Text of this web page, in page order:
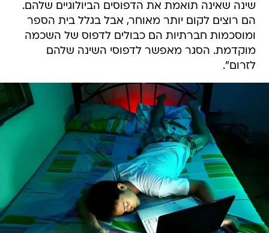
שינה שאינה תואמת את הדפוסים הביולוגיים שלהם.
הם רוצים לקום יותר מאוחר, אבל בגלל בית הספר
ומוסכמות חברתיות הם כבולים לדפוס של השכמה
מוקדמת. הסגר מאפשר לדפוסי השינה שלהם
לזרום".